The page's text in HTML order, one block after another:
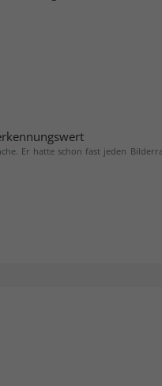
Er hatte schon fast jeden